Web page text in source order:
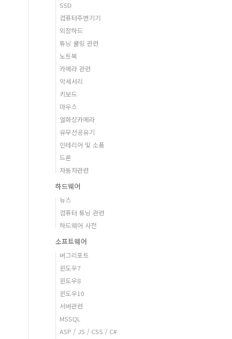
SSD
컴퓨터주변기기
외장하드
튜닝 쿨링 관련
노트북
카메라 관련
악세서리
키보드
마우스
열화상카메라
유무선공유기
인테리어 및 소품
드론
자동차관련
하드웨어
뉴스
컴퓨터 튜닝 관련
하드웨어 사전
소프트웨어
버그리포트
윈도우7
윈도우8
윈도우10
서버관련
MSSQL
ASP / JS / CSS / C#